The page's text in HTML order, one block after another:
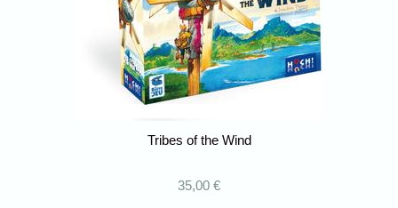
Tribes of the Wind
35,00 €